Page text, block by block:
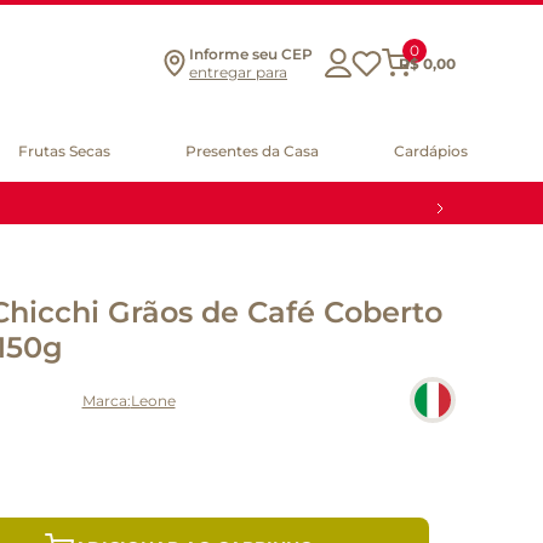
Informe seu CEP
entregar para
0
R$ 0,00
Frutas Secas Presentes da Casa Cardápios
Grãos de Café Coberto
Leone